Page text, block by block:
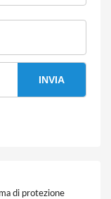
INVIA
di protezione